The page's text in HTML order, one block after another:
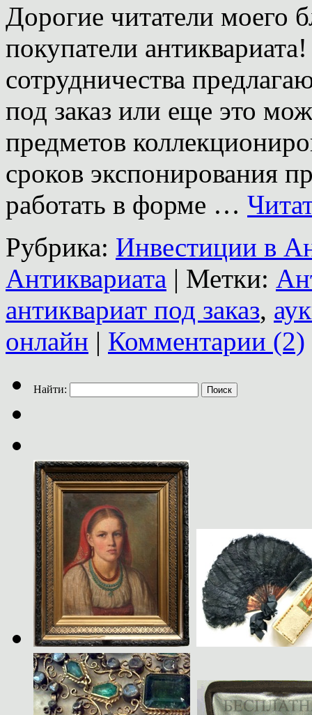
Дорогие читатели моего
покупатели
сотрудничества
под заказ или еще это
предметов
сроков экспонирования
работать в форме …
Рубрика: Инвестиции в
Антиквариата | Метки:
антиквариат под заказ,
онлайн | Комментарии (2)
Найти: